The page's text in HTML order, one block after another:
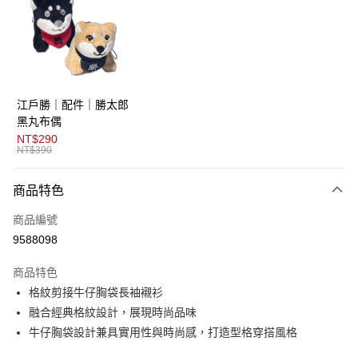
LINE Pay
AFTEE先享後付
【關於「AFTEE先享後付」】
便利好安心！
１．簡單：不需註冊會員、不需綁卡、不需儲值。
２．便利：只要手機號碼，簡訊認證，即可結帳。
３．安心：先確認商品／服務後，再付款。
１．於結帳方式選擇「AFTEE先享後付」後，將跳轉至「AFTEE先享後付」
２．訂單成立數日內，您將收到繳費通知簡訊。
３．收到繳費通知簡訊後14天內，點擊此簡訊中的連結，可透過四大超商／
購買商品的店家。未經商家同意取消之訂單仍視為有效，需透過AFTEE先享
後付繳納相關費用。
※ 交易是否成功請以「AFTEE先享後付 」之結帳頁面顯示為準，若有關於
是否繳費成功／繳費後需取消欲退款等相關疑問，請聯繫「AFTEE先享後付
客戶支援中心」https://netprotections.freshdesk.com/support/home
運送方式
全家取貨付款
免運費
免運費
付款後萊爾富取貨
免運費
江戶勝｜配件｜勝太郎
黑丸布偶
NT$290
NT$390
商品特色
商品編號
9588098
商品特色
格紋剪接牛仔胸袋長袖襯衫
融合經典格紋設計，展現時尚品味
牛仔胸袋設計兼具實用性與時尚感，打造型格穿搭風格